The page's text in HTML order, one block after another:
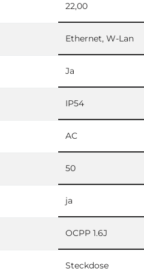
22,00
Ethernet, W-Lan
Ja
IP54
AC
50
ja
OCPP 1.6J
Steckdose